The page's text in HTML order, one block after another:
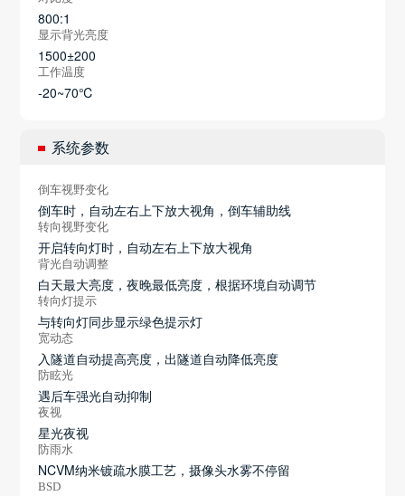
800:1
显示背光亮度
1500±200
工作温度
-20~70℃
系统参数
倒车视野变化
倒车时，自动左右上下放大视角，倒车辅助线
转向视野变化
开启转向灯时，自动左右上下放大视角
背光自动调整
白天最大亮度，夜晚最低亮度，根据环境自动调节
转向灯提示
与转向灯同步显示绿色提示灯
宽动态
入隧道自动提高亮度，出隧道自动降低亮度
防眩光
遇后车强光自动抑制
夜视
星光夜视
防雨水
NCVM纳米镀疏水膜工艺，摄像头水雾不停留
BSD